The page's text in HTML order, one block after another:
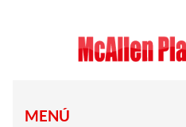
MENÚ